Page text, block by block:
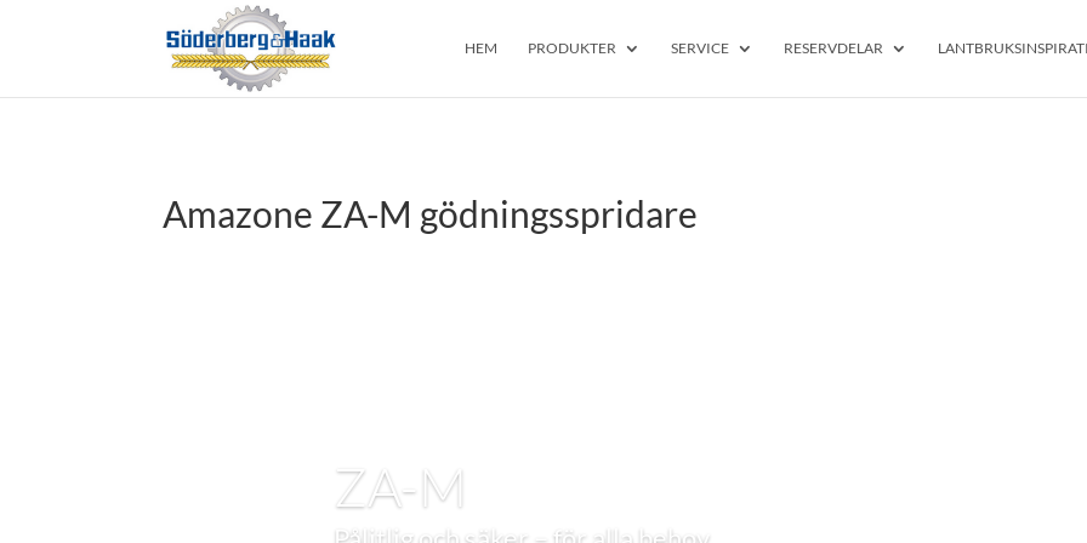
HEM PRODUKTER SERVICE RESERVDELAR
Amazone ZA-M gödningsspridare
ZA-M